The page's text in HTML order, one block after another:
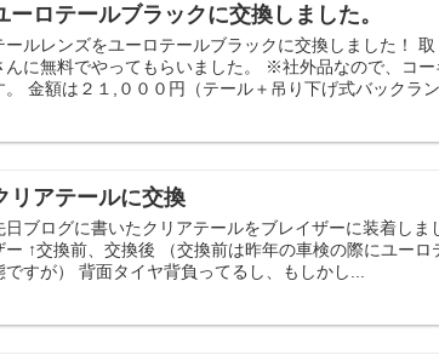
ーロテールブラックに交換しました。
ールレンズをユーロテールブラックに交換しました！
んに無料でやってもらいました。 ※社外品なので、コ
。 金額は２１,０００円（テール＋吊り下げ式バックラン
リアテールに交換
日ブログに書いたクリアテールをブレイザーに装着しま
ー ↑交換前、交換後 （交換前は昨年の車検の際にユー
ですが） 背面タイヤ背負ってるし、もしかし...